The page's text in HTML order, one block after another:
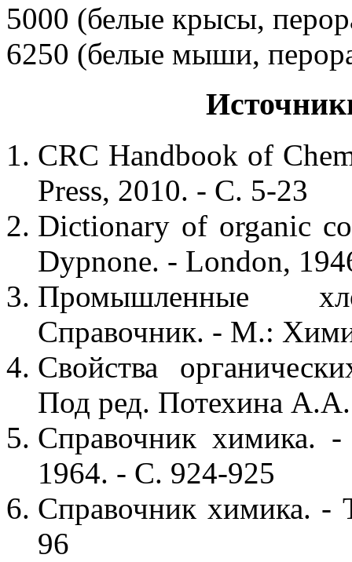
5000 (белые крысы,
6250 (белые мыши,
CRC Handbook of
Press, 2010. - С. 5-23
Dictionary of organic
Dypnone. - London,
Промышленные
Справочник. - М.:
Свойства
Под ред. Потехина
Справочник
1964. - С. 924-925
Справочник химика.
96